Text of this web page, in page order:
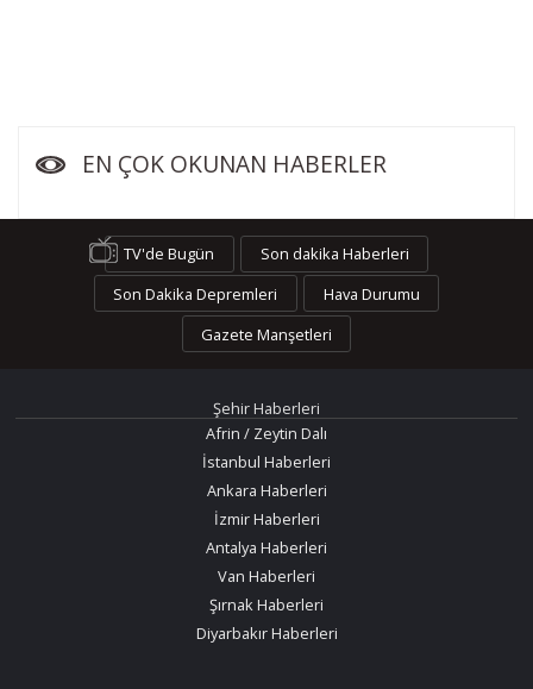
EN ÇOK OKUNAN HABERLER
TV'de Bugün
Son dakika Haberleri
Son Dakika Depremleri
Hava Durumu
Gazete Manşetleri
Şehir Haberleri
Afrin / Zeytin Dalı
İstanbul Haberleri
Ankara Haberleri
İzmir Haberleri
Antalya Haberleri
Van Haberleri
Şırnak Haberleri
Diyarbakır Haberleri